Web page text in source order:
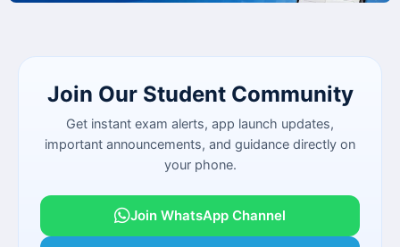
Join Our Student Community
Get instant exam alerts, app launch updates,
important announcements, and guidance directly on
your phone.
Join WhatsApp Channel